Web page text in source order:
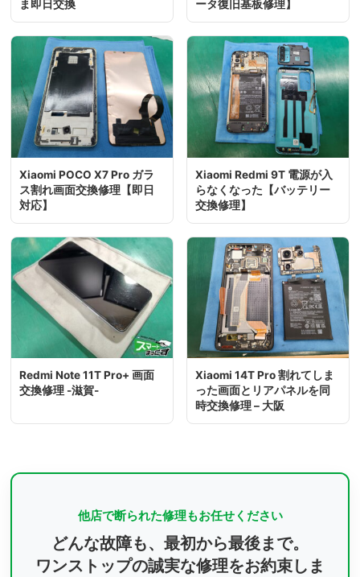
ま即日交換 ータ復旧基板修理】
Xiaomi POCO X7 Pro ガラ
ス割れ画面交換修理【即日
対応】
Xiaomi Redmi 9T 電源が入
らなくなった【バッテリー
交換修理】
Redmi Note 11T Pro+ 画面
交換修理 -滋賀-
Xiaomi 14T Pro 割れてしま
った画面とリアパネルを同
時交換修理 – 大阪
他店で断られた修理もお任せください
どんな故障も、最初から最後まで。
ワンストップの誠実な修理をお約束しま